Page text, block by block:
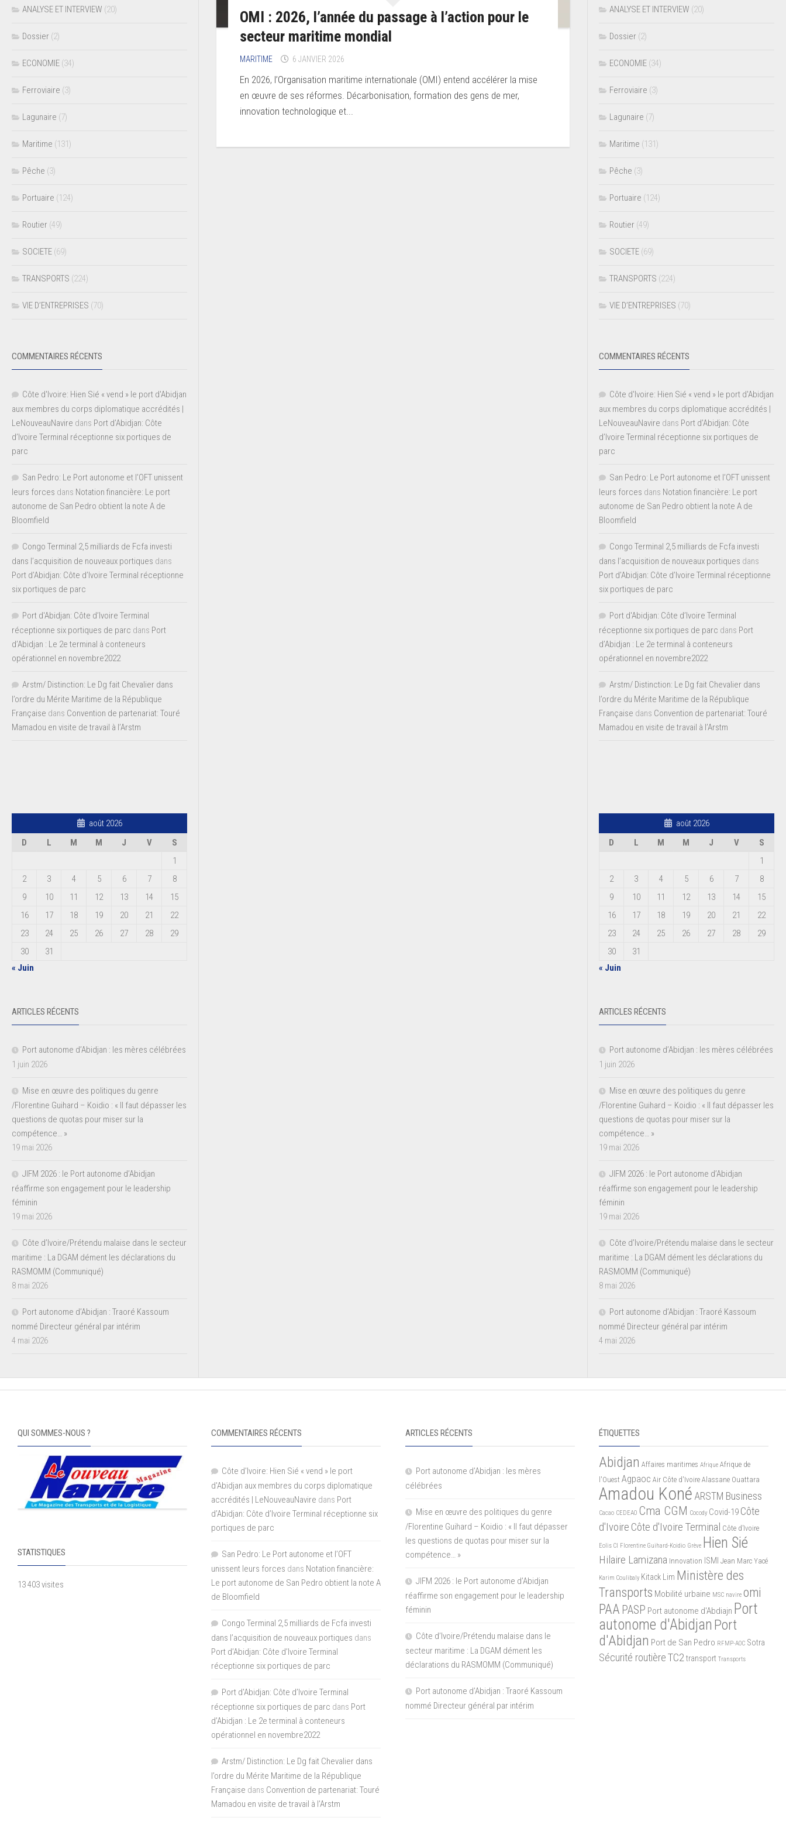
OMI : 2026, l’année du passage à l’action pour le
secteur maritime mondial
MARITIME 6 JANVIER 2026
En 2026, l’Organisation maritime internationale (OMI) entend accélérer la mise
en œuvre de ses réformes. Décarbonisation, formation des gens de mer,
innovation technologique et...
ANALYSE ET INTERVIEW (20)
Dossier (2)
ECONOMIE (34)
Ferroviaire (3)
Lagunaire (7)
Maritime (131)
Pêche (3)
Portuaire (124)
Routier (49)
SOCIETE (69)
TRANSPORTS (224)
VIE D’ENTREPRISES (70)
COMMENTAIRES RÉCENTS
Côte d'Ivoire: Hien Sié « vend » le port d'Abidjan
aux membres du corps diplomatique accrédités |
LeNouveauNavire dans Port d’Abidjan: Côte
d’Ivoire Terminal réceptionne six portiques de
parc
San Pedro: Le Port autonome et l’OFT unissent
leurs forces dans Notation financière: Le port
autonome de San Pedro obtient la note A de
Bloomfield
Congo Terminal 2,5 milliards de Fcfa investi
dans l’acquisition de nouveaux portiques dans
Port d’Abidjan: Côte d’Ivoire Terminal réceptionne
six portiques de parc
Port d'Abidjan: Côte d’Ivoire Terminal
réceptionne six portiques de parc dans Port
d’Abidjan : Le 2e terminal à conteneurs
opérationnel en novembre2022
Arstm/ Distinction: Le Dg fait Chevalier dans
l’ordre du Mérite Maritime de la République
Française dans Convention de partenariat: Touré
Mamadou en visite de travail à l’Arstm
août 2026
D
L M M J V
S
1
2
3 4 5 6 7
8
9
10 11 12 13 14
15
16
17 18 19 20 21
22
23
24 25 26 27 28
29
30
31
« Juin
ARTICLES RÉCENTS
Port autonome d’Abidjan : les mères célébrées
1 juin 2026
Mise en œuvre des politiques du genre
/Florentine Guihard – Koidio : « Il faut dépasser les
questions de quotas pour miser sur la
compétence… »
19 mai 2026
JIFM 2026 : le Port autonome d’Abidjan
réaffirme son engagement pour le leadership
féminin
19 mai 2026
Côte d’Ivoire/Prétendu malaise dans le secteur
maritime : La DGAM dément les déclarations du
RASMOMM (Communiqué)
8 mai 2026
Port autonome d’Abidjan : Traoré Kassoum
nommé Directeur général par intérim
4 mai 2026
ANALYSE ET INTERVIEW (20)
Dossier (2)
ECONOMIE (34)
Ferroviaire (3)
Lagunaire (7)
Maritime (131)
Pêche (3)
Portuaire (124)
Routier (49)
SOCIETE (69)
TRANSPORTS (224)
VIE D’ENTREPRISES (70)
COMMENTAIRES RÉCENTS
Côte d'Ivoire: Hien Sié « vend » le port d'Abidjan
aux membres du corps diplomatique accrédités |
LeNouveauNavire dans Port d’Abidjan: Côte
d’Ivoire Terminal réceptionne six portiques de
parc
San Pedro: Le Port autonome et l’OFT unissent
leurs forces dans Notation financière: Le port
autonome de San Pedro obtient la note A de
Bloomfield
Congo Terminal 2,5 milliards de Fcfa investi
dans l’acquisition de nouveaux portiques dans
Port d’Abidjan: Côte d’Ivoire Terminal réceptionne
six portiques de parc
Port d'Abidjan: Côte d’Ivoire Terminal
réceptionne six portiques de parc dans Port
d’Abidjan : Le 2e terminal à conteneurs
opérationnel en novembre2022
Arstm/ Distinction: Le Dg fait Chevalier dans
l’ordre du Mérite Maritime de la République
Française dans Convention de partenariat: Touré
Mamadou en visite de travail à l’Arstm
août 2026
D
L M M J V
S
1
2
3 4 5 6 7
8
9
10 11 12 13 14
15
16
17 18 19 20 21
22
23
24 25 26 27 28
29
30
31
« Juin
ARTICLES RÉCENTS
Port autonome d’Abidjan : les mères célébrées
1 juin 2026
Mise en œuvre des politiques du genre
/Florentine Guihard – Koidio : « Il faut dépasser les
questions de quotas pour miser sur la
compétence… »
19 mai 2026
JIFM 2026 : le Port autonome d’Abidjan
réaffirme son engagement pour le leadership
féminin
19 mai 2026
Côte d’Ivoire/Prétendu malaise dans le secteur
maritime : La DGAM dément les déclarations du
RASMOMM (Communiqué)
8 mai 2026
Port autonome d’Abidjan : Traoré Kassoum
nommé Directeur général par intérim
4 mai 2026
QUI SOMMES-NOUS ?
STATISTIQUES
13 403 visites
COMMENTAIRES RÉCENTS
Côte d'Ivoire: Hien Sié « vend » le port
d'Abidjan aux membres du corps diplomatique
accrédités | LeNouveauNavire dans Port
d’Abidjan: Côte d’Ivoire Terminal réceptionne six
portiques de parc
San Pedro: Le Port autonome et l’OFT
unissent leurs forces dans Notation financière:
Le port autonome de San Pedro obtient la note A
de Bloomfield
Congo Terminal 2,5 milliards de Fcfa investi
dans l’acquisition de nouveaux portiques dans
Port d’Abidjan: Côte d’Ivoire Terminal
réceptionne six portiques de parc
Port d'Abidjan: Côte d’Ivoire Terminal
réceptionne six portiques de parc dans Port
d’Abidjan : Le 2e terminal à conteneurs
opérationnel en novembre2022
Arstm/ Distinction: Le Dg fait Chevalier dans
l’ordre du Mérite Maritime de la République
Française dans Convention de partenariat: Touré
Mamadou en visite de travail à l’Arstm
ARTICLES RÉCENTS
Port autonome d’Abidjan : les mères
célébrées
Mise en œuvre des politiques du genre
/Florentine Guihard – Koidio : « Il faut dépasser
les questions de quotas pour miser sur la
compétence… »
JIFM 2026 : le Port autonome d’Abidjan
réaffirme son engagement pour le leadership
féminin
Côte d’Ivoire/Prétendu malaise dans le
secteur maritime : La DGAM dément les
déclarations du RASMOMM (Communiqué)
Port autonome d’Abidjan : Traoré Kassoum
nommé Directeur général par intérim
ÉTIQUETTES
Abidjan Affaires maritimes Afrique Afrique de
l'Ouest Agpaoc Air Côte d'Ivoire Alassane Ouattara
Amadou Koné ARSTM Business
Cacao CEDEAO Cma CGM Cocody Covid-19 Côte
d'Ivoire Côte d'Ivoire Terminal Côte d’Ivoire
Eolis CI Florentine Guihard-Koidio Grève Hien Sié
Hilaire Lamizana Innovation ISMI Jean Marc Yacé
Karim Coulibaly Kitack Lim Ministère des
Transports Mobilité urbaine MSC navire omi
PAA PASP Port autonome d'Abdiajn Port
autonome d'Abidjan Port
d'Abidjan Port de San Pedro RFMP-AOC Sotra
Sécurité routièreTC2 transport Transports